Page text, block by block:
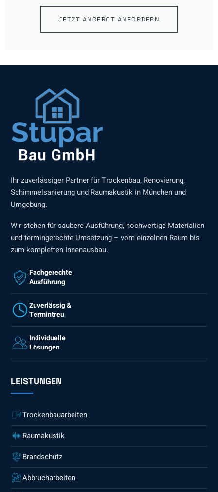
JETZT ANGEBOT ANFORDERN
Ihr zuverlässiger Partner für Trockenbau, Renovierung,
Schimmelsanierung und Raumakustik in München und
Umgebung.
Wir stehen für saubere Ausführung, hochwertige Materialien
und termingerechte Umsetzung – vom einzelnen Raum bis
zum kompletten Innenausbau.
Fachgerechte
Ausführung
Zuverlässig &
Termintreu
Individuelle
Lösungen
LEISTUNGEN
Trockenbauarbeiten
Raumakustik
Brandschutz
Abbrucharbeiten